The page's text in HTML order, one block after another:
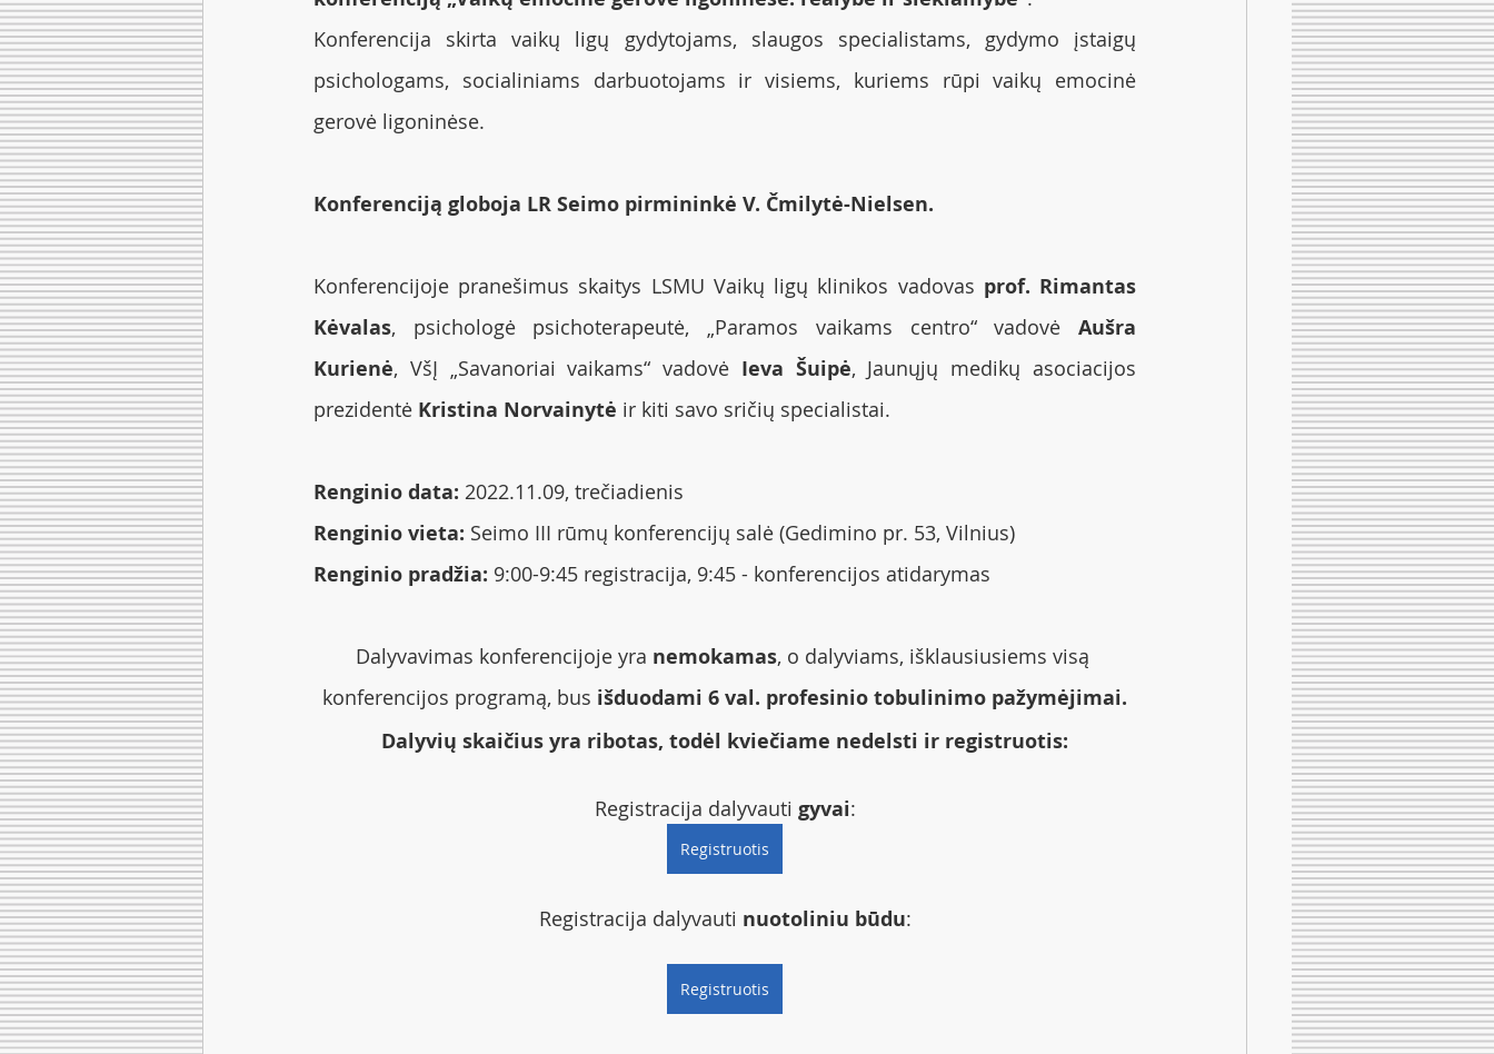
Konferencija skirta vaikų ligų gydytojams, slaugos specialistams, gydymo įstaigų
psichologams, socialiniams darbuotojams ir visiems, kuriems rūpi vaikų emocinė
gerovė ligoninėse.
Konferenciją globoja LR Seimo pirmininkė V. Čmilytė-Nielsen.
Konferencijoje pranešimus skaitys LSMU Vaikų ligų klinikos vadovas prof. Rimantas
Kėvalas, psichologė psichoterapeutė, „Paramos vaikams centro“ vadovė Aušra
Kurienė, VšĮ „Savanoriai vaikams“ vadovė Ieva Šuipė, Jaunųjų medikų asociacijos
prezidentė Kristina Norvainytė ir kiti savo sričių specialistai.
Renginio data: 2022.11.09, trečiadienis
Renginio vieta: Seimo III rūmų konferencijų salė (Gedimino pr. 53, Vilnius)
Renginio pradžia: 9:00-9:45 registracija, 9:45 - konferencijos atidarymas
Dalyvavimas konferencijoje yra nemokamas, o dalyviams, išklausiusiems visą
konferencijos programą, bus išduodami 6 val. profesinio tobulinimo pažymėjimai.
Dalyvių skaičius yra ribotas, todėl kviečiame nedelsti ir registruotis:
Registracija dalyvauti gyvai:
Registruotis
Registracija dalyvauti nuotoliniu būdu:
Registruotis